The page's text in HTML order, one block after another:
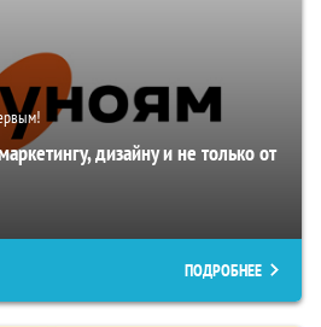
дизайну и не только от
ПОДРОБНЕЕ